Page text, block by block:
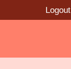
Logout